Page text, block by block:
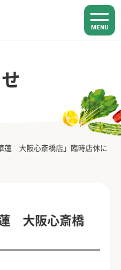
MENU
蓮 大阪心斎橋店」臨時店休に
蓮 大阪心斎橋